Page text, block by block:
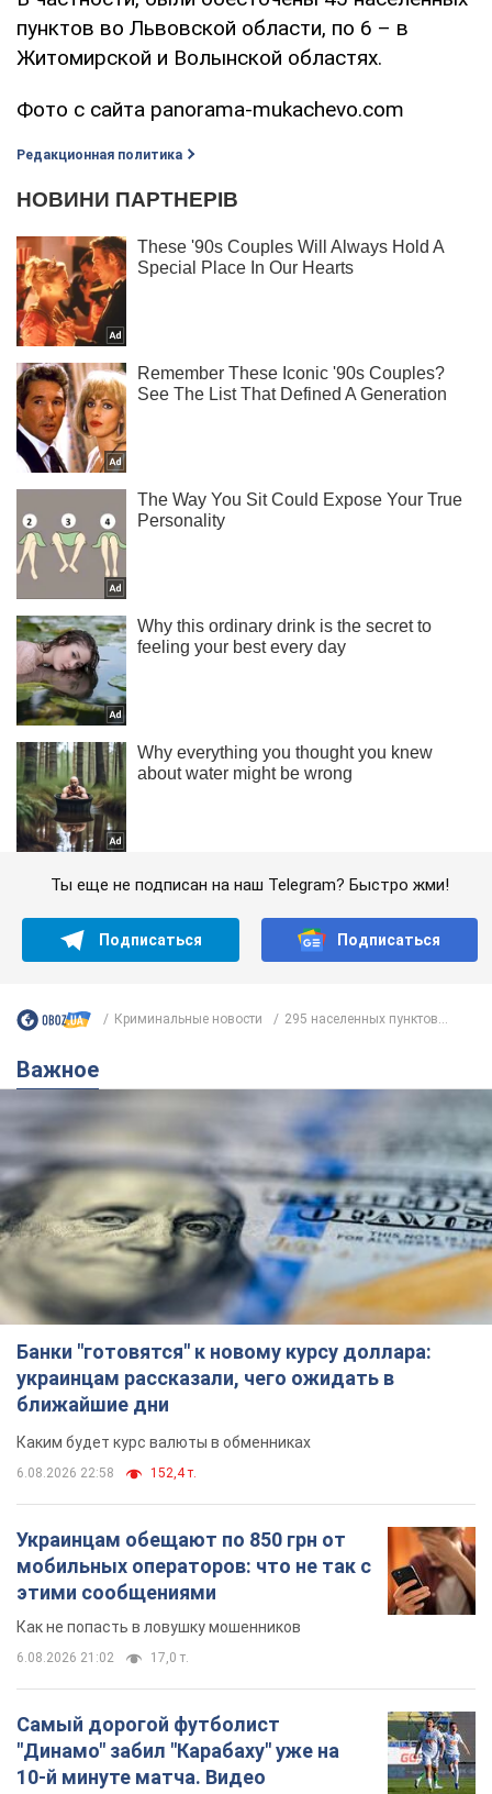
пунктов во Львовской области, по 6 – в
Житомирской и Волынской областях.
Фото с сайта panorama-mukachevo.com
Редакционная политика
Ты еще не подписан на наш Telegram? Быстро жми!
Подписаться Подписаться
Криминальные новости 295 населенных пунктов...
Важное
Банки "готовятся" к новому курсу доллара:
украинцам рассказали, чего ожидать в
ближайшие дни
Каким будет курс валюты в обменниках
6.08.2026 22:58 152,4 т.
Украинцам обещают по 850 грн от
мобильных операторов: что не так с
этими сообщениями
Как не попасть в ловушку мошенников
6.08.2026 21:02 17,0 т.
Самый дорогой футболист
"Динамо" забил "Карабаху" уже на
10-й минуте матча. Видео